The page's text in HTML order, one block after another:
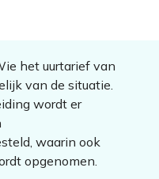
het uurtarief van
van de situatie.
wordt er
waarin ook
opgenomen.